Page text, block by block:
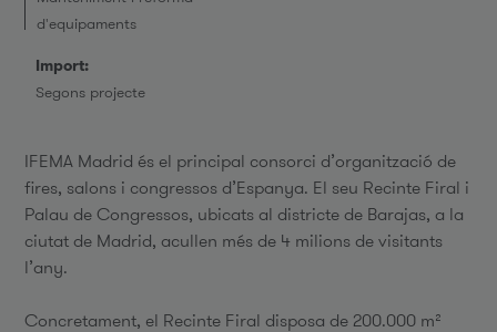
d'equipaments
Import:
Segons projecte
IFEMA Madrid és el principal consorci d’organització de
fires, salons i congressos d’Espanya. El seu Recinte Firal i
Palau de Congressos, ubicats al districte de Barajas, a la
ciutat de Madrid, acullen més de 4 milions de visitants
l’any.
Concretament, el Recinte Firal disposa de 200.000 m²